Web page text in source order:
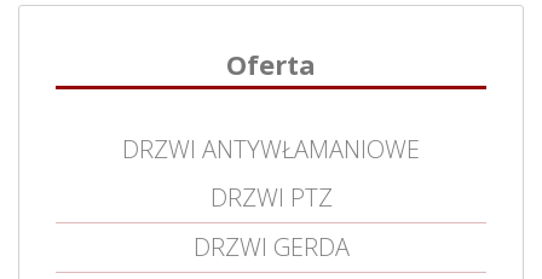
Oferta
DRZWI ANTYWŁAMANIOWE
DRZWI PTZ
DRZWI GERDA